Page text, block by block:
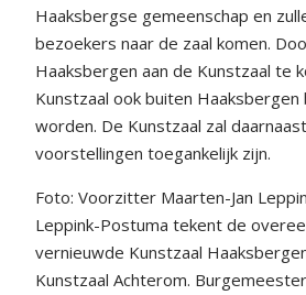
Haaksbergse gemeenschap en
bezoekers naar de zaal komen.
Haaksbergen aan de Kunstzaal te
Kunstzaal ook buiten
worden. De Kunstzaal zal
voorstellingen toegankelijk zijn.
Foto: Voorzitter Maarten-Jan
Leppink-Postuma tekent de
vernieuwde Kunstzaal
Kunstzaal Achterom.